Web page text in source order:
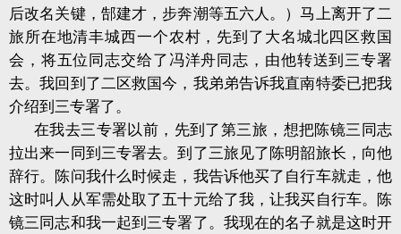
后改名关键，郜建才，步奔潮等五六人。）马上离开了二
旅所在地清丰城西一个农村，先到了大名城北四区救国
会，将五位同志交给了冯洋舟同志，由他转送到三专署
去。我回到了二区救国今，我弟弟告诉我直南特委已把我
介绍到三专署了。
在我去三专署以前，先到了第三旅，想把陈镜三同志
拉出来一同到三专署去。到了三旅见了陈明韶旅长，向他
辞行。陈问我什么时候走，我告诉他买了自行车就走，他
这时叫人从军需处取了五十元给了我，让我买自行车。陈
镜三同志和我一起到三专署了。我现在的名子就是这时开